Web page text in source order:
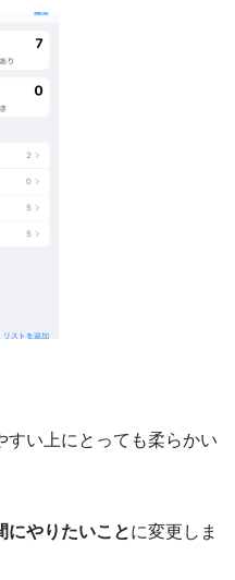
すい上にとっても柔らかい
やりたいことに変更しま